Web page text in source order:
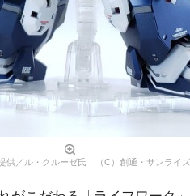
供／ル・クルーゼ氏 （C）創通・サンライズ